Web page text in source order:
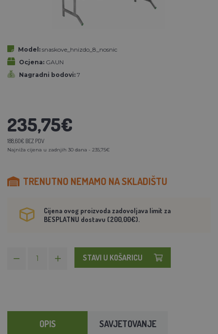
Model: snaskove_hnizdo_8_nosnic
Ocjena: GAUN
Nagradni bodovi: 7
235,75€
188,60€ BEZ PDV
Najniža cijena u zadnjih 30 dana - 235,75€
TRENUTNO NEMAMO NA SKLADIŠTU
Cijena ovog proizvoda zadovoljava limit za
BESPLATNU dostavu (200,00€).
STAVI U KOŠARICU
OPIS SAVJETOVANJE